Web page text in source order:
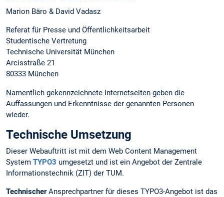
Marion Bäro & David Vadasz
Referat für Presse und Öffentlichkeitsarbeit
Studentische Vertretung
Technische Universität München
Arcisstraße 21
80333 München
Namentlich gekennzeichnete Internetseiten geben die
Auffassungen und Erkenntnisse der genannten Personen
wieder.
Technische Umsetzung
Dieser Webauftritt ist mit dem Web Content Management
System TYPO3 umgesetzt und ist ein Angebot der Zentrale
Informationstechnik (ZIT) der TUM.
TechnischerAnsprechpartner für dieses TYPO3-Angebot ist das